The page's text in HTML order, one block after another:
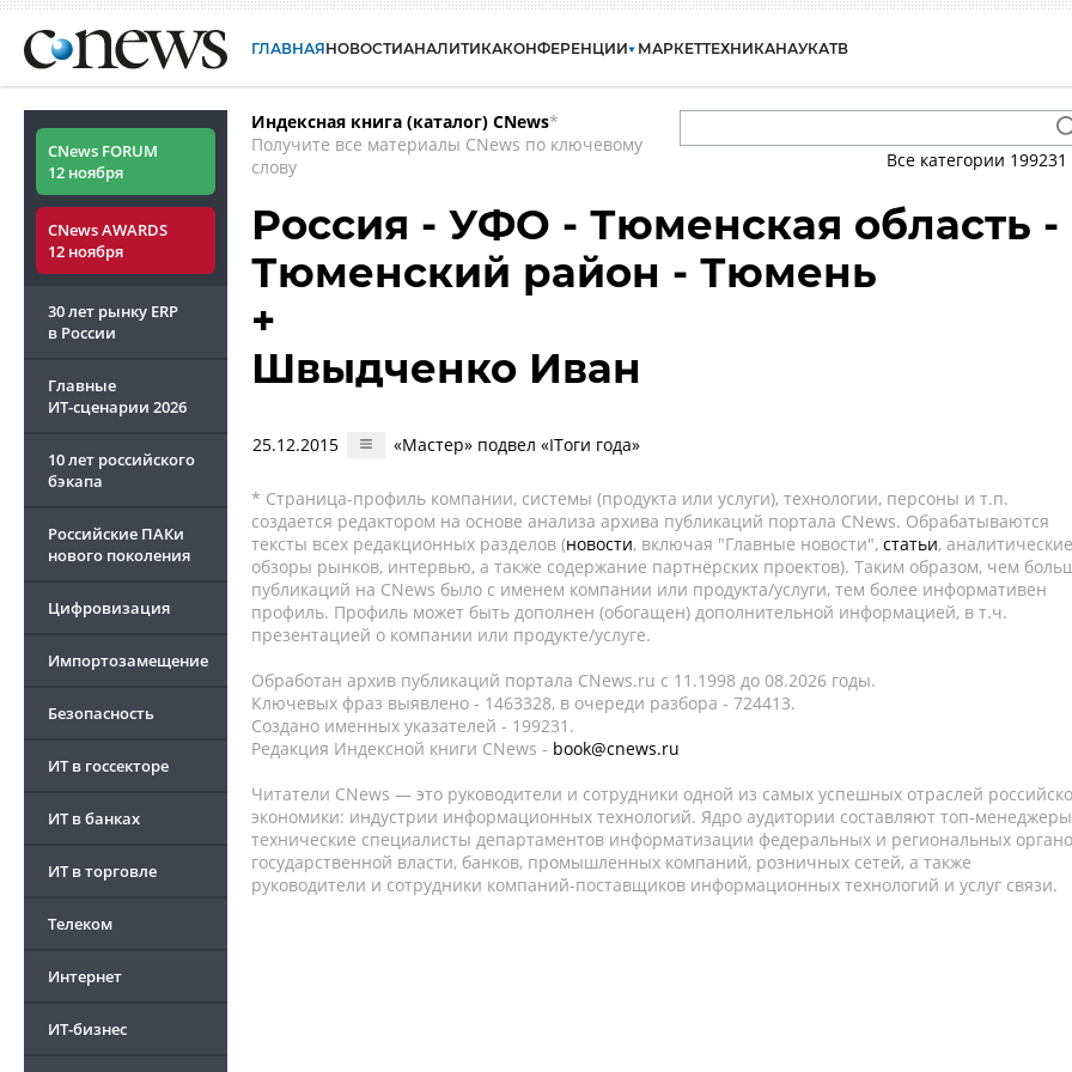
ГЛАВНАЯНОВОСТИАНАЛИТИКАКОНФЕРЕНЦИИ МАРКЕТТЕХНИКАНАУКАТВ
CNews FORUM
12 ноября
CNews AWARDS
12 ноября
30 лет рынку ERP
в России
Главные
ИТ-сценарии 2026
10 лет российского
бэкапа
Российские ПАКи
нового поколения
Цифровизация
Импортозамещение
Безопасность
ИТ в госсекторе
ИТ в банках
ИТ в торговле
Телеком
Интернет
ИТ-бизнес
Индексная книга (каталог) CNews*
Получите все материалы CNews по ключевому
слову
Все категории 199231
Россия - УФО - Тюменская область -
Тюменский район - Тюмень
+
Швыдченко Иван
25.12.2015 «Мастер» подвел «ITоги года»
* Страница-профиль компании, системы (продукта или услуги), технологии, персоны и т.п.
создается редактором на основе анализа архива публикаций портала CNews. Обрабатываются
тексты всех редакционных разделов (новости, включая "Главные новости", статьи, аналитические
обзоры рынков, интервью, а также содержание партнёрских проектов). Таким образом, чем
публикаций на CNews было с именем компании или продукта/услуги, тем более информативен
профиль. Профиль может быть дополнен (обогащен) дополнительной информацией, в т.ч.
презентацией о компании или продукте/услуге.
Обработан архив публикаций портала CNews.ru c 11.1998 до 08.2026 годы.
Ключевых фраз выявлено - 1463328, в очереди разбора - 724413.
Создано именных указателей - 199231.
Редакция Индексной книги CNews - book@cnews.ru
Читатели CNews — это руководители и сотрудники одной из самых успешных отраслей
экономики: индустрии информационных технологий. Ядро аудитории составляют топ-
технические специалисты департаментов информатизации федеральных и региональных
государственной власти, банков, промышленных компаний, розничных сетей, а также
руководители и сотрудники компаний-поставщиков информационных технологий и услуг связи.